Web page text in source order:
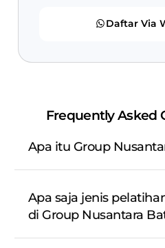
Daftar Via
Frequently Asked
Apa itu Group
Apa saja jenis
di Group Nusantara